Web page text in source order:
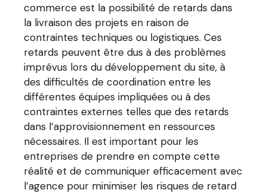
commerce est la possibilité de retards dans
la livraison des projets en raison de
contraintes techniques ou logistiques. Ces
retards peuvent être dus à des problèmes
imprévus lors du développement du site, à
des difficultés de coordination entre les
différentes équipes impliquées ou à des
contraintes externes telles que des retards
dans l’approvisionnement en ressources
nécessaires. Il est important pour les
entreprises de prendre en compte cette
réalité et de communiquer efficacement avec
l’agence pour minimiser les risques de retard